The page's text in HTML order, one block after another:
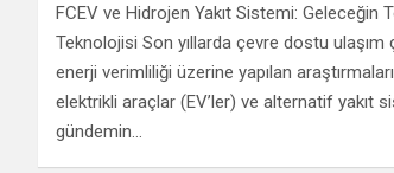
FCEV ve Hidrojen Yakıt Sistemi: Geleceğin
Teknolojisi Son yıllarda çevre dostu ulaşım
enerji verimliliği üzerine yapılan
elektrikli araçlar (EV’ler) ve alternatif yakıt
gündemin…